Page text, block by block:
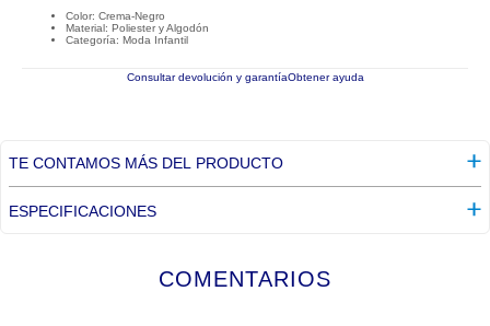
Color: Crema-Negro
Material: Poliester y Algodón
Categoría: Moda Infantil
Consultar devolución y garantíaObtener ayuda
TE CONTAMOS MÁS DEL PRODUCTO
ESPECIFICACIONES
COMENTARIOS